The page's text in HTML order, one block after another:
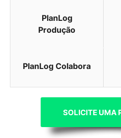
PlanLog
Produção
PlanLog Colabora
SOLICITE UMA